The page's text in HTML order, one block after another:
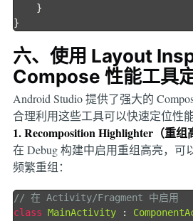
}
}
六、使用 Layout
Compose 性能工具
Android Studio 提供了强大的
合理利用这些工具可以快速定位性能
1. Recomposition Highlighter（重组
在 Debug 构建中启用重组高亮，可
频繁重组：
// 在 Activity/Fragment 中启用
class MainActivity :